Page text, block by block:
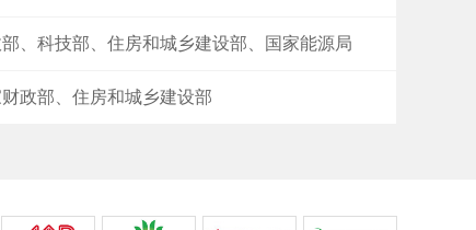
、科技部、住房和城乡建设部、国家能源局
政部、住房和城乡建设部